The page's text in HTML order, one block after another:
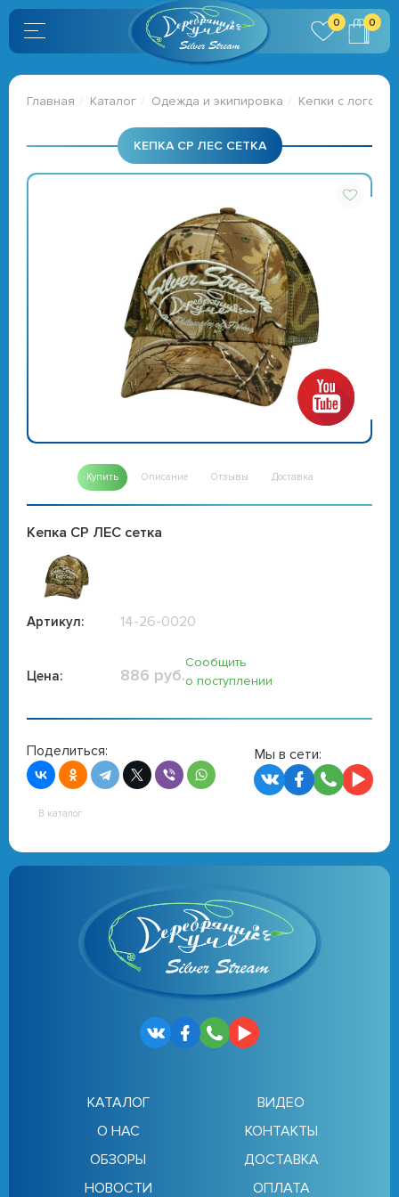
0
0
Главная Каталог Одежда и экипировка Кепки с
КЕПКА СР ЛЕС СЕТКА
Купить Описание Отзывы Доставка
Кепка СР ЛЕС сетка
Артикул: 14-26-0020
Цена: 886 руб.
Сообщить
о поступлении
Поделиться: Мы в сети:
В каталог
КАТАЛОГ
О НАС
ОБЗОРЫ
НОВОСТИ
ВИДЕО
КОНТАКТЫ
ДОСТАВКА
ОПЛАТА